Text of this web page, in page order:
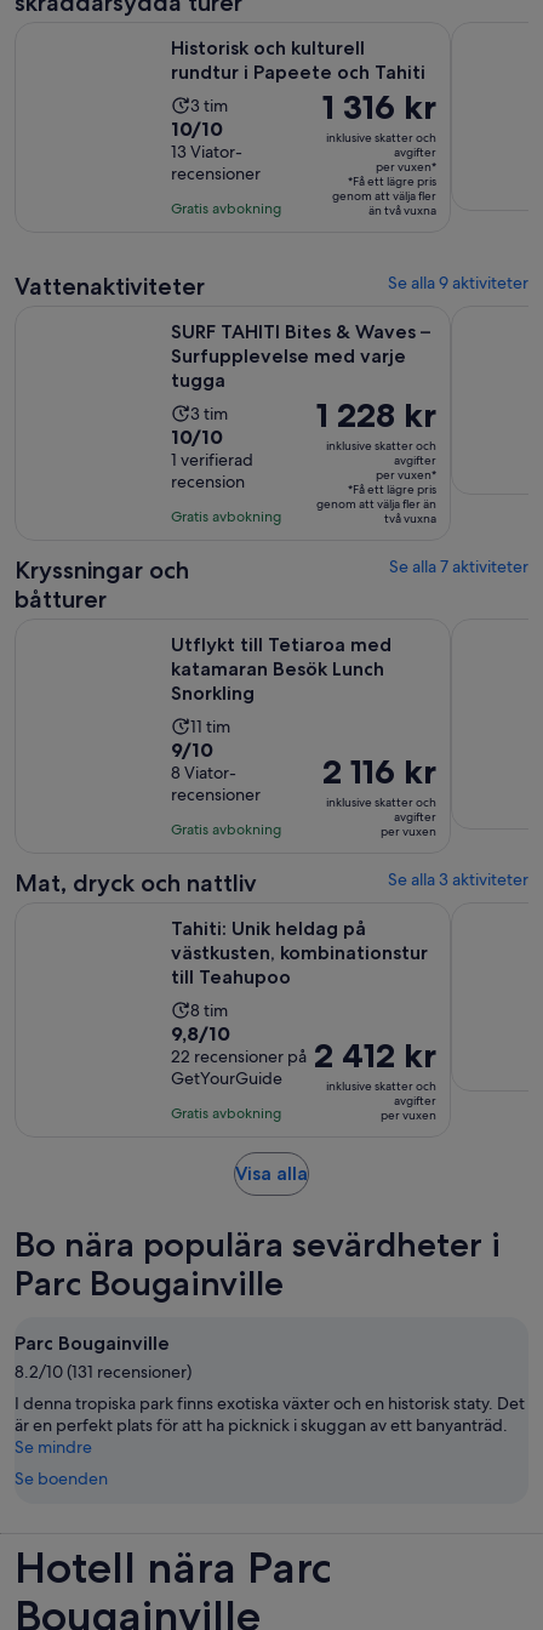
Historisk och kulturell
rundtur i Papeete och Tahiti
Aktivitetens
längd
är
3
timmar
3 tim
10.0
av
10
med
10/10
13 Viator-
recensioner
Gratis avbokning
Priset
är
1 316 kr
per
vuxen*
1 316 kr
inklusive skatter och
avgifter
per vuxen*
*Få ett lägre pris
genom att välja fler
än två vuxna
Vattenaktiviteter Se alla 9 aktiviteter
SURF TAHITI Bites & Waves –
Surfupplevelse med varje
tugga
Aktivitetens
längd
är
3
timmar
3 tim
10.0
av
10
med
recension
10/10
1 verifierad
recension
Gratis avbokning
Priset
är
1 228 kr
vuxen*
1 228 kr
inklusive skatter och
avgifter
per vuxen*
*Få ett lägre pris
genom att välja fler än
två vuxna
Kryssningar och
båtturer
Se alla 7 aktiviteter
Utflykt till Tetiaroa med
katamaran Besök Lunch
Snorkling
Aktivitetens
längd
är
11
timmar
11 tim
9.0
av
10
med
recensioner
9/10
8 Viator-
recensioner
Gratis avbokning
Priset
är
2 116 kr
2 116 kr
inklusive skatter och
avgifter
per vuxen
Mat, dryck och nattliv Se alla 3 aktiviteter
Tahiti: Unik heldag på
västkusten, kombinationstur
till Teahupoo
Aktivitetens
längd
är
8
timmar
8 tim
9.8
av
10
med
recensioner
9,8/10
22 recensioner på
GetYourGuide
Gratis avbokning
Priset
är
2 412 kr
2 412 kr
inklusive skatter och
avgifter
per vuxen
Visa allaÖppnas
flik
Bo nära populära sevärdheter i
Parc Bougainville
Parc Bougainville
8.2/10 (131 recensioner)
I denna tropiska park finns exotiska växter och en historisk staty. Det
är en perfekt plats för att ha picknick i skuggan av ett banyanträd.
Se mindre
Se boenden
Hotell nära Parc
Bougainville